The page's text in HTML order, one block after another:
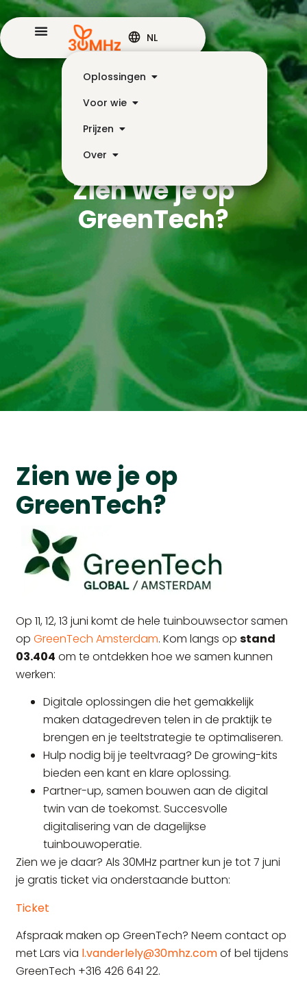
Oplossingen
Voor wie
Prijzen
Over
NL
Zien we je op
GreenTech?
Zien we je op
GreenTech?
Op 11, 12, 13 juni komt de hele tuinbouwsector samen
op GreenTech Amsterdam. Kom langs op stand
03.404 om te ontdekken hoe we samen kunnen
werken:
Digitale oplossingen die het gemakkelijk
maken datagedreven telen in de praktijk te
brengen en je teeltstrategie te optimaliseren.
Hulp nodig bij je teeltvraag? De growing-kits
bieden een kant en klare oplossing.
Partner-up, samen bouwen aan de digital
twin van de toekomst. Succesvolle
digitalisering van de dagelijkse
tuinbouwoperatie.
Zien we je daar? Als 30MHz partner kun je tot 7 juni
je gratis ticket via onderstaande button:
Ticket
Afspraak maken op GreenTech? Neem contact op
met Lars via l.vanderlely@30mhz.comof bel tijdens
GreenTech +316 426 641 22.